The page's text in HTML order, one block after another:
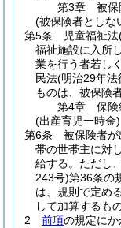
第3章
被保
(被保険者としな
第5条
児童福祉法
福祉施設に入所
業を行う者若し
民法(明治29年法
ものは、被保険
第4章
保険
(出産育児一時金)
第6条
被保険者
帯の世帯主に対
給する。 ただし
243号)第36条の
は、規則で定め
して加算するも
2
前項の規定に